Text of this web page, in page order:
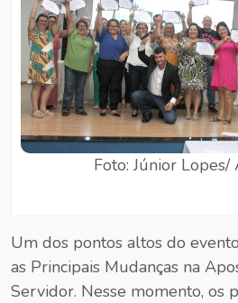
Foto: Júnior Lopes/
Um dos pontos altos do
as Principais Mudanças na
Servidor. Nesse momento, os